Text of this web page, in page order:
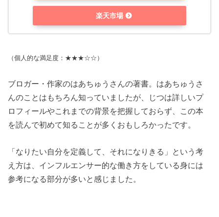
楽天市場
（個人的な満足度：★★★☆☆）
ブロガー・作家のはあちゅうさんの著書。はあちゅうさ
んのことはもちろん知っていましたが、じつは詳しいプ
ロフィールやこれまでの背景を把握しておらず、この本
を読んで初めて知ることが多くおもしろかったです。
「なりたい自分を定義して、それになりきる」という考
え方は、インフルエンサー的な働き方をしている身には
参考になる部分が多いと感じました。